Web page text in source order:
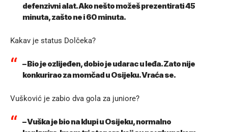
defenzivni alat. Ako nešto možeš prezentirati 45
minuta, zašto ne i 60 minuta.
Kakav je status Dolčeka?
– Bio je ozlijeđen, dobio je udarac u leđa. Zato nije
konkurirao za momčad u Osijeku. Vraća se.
Vušković je zabio dva gola za juniore?
– Vuška je bio na klupi u Osijeku, normalno